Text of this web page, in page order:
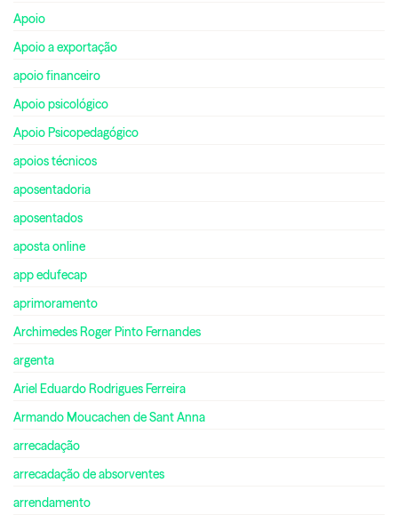
Apoio
Apoio a exportação
apoio financeiro
Apoio psicológico
Apoio Psicopedagógico
apoios técnicos
aposentadoria
aposentados
aposta online
app edufecap
aprimoramento
Archimedes Roger Pinto Fernandes
argenta
Ariel Eduardo Rodrigues Ferreira
Armando Moucachen de Sant Anna
arrecadação
arrecadação de absorventes
arrendamento